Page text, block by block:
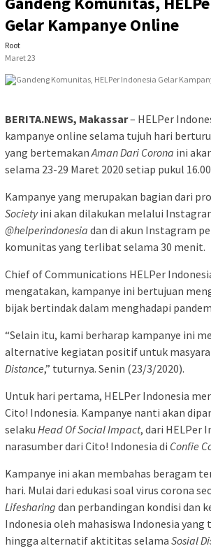
Gelar Kampanye Online
Root
Maret 23
BERITA.NEWS, Makassar– HELPer
kampanye online selama tujuh hari
yang bertemakanAman Dari Corona ini
selama 23-29 Maret 2020 setiap pukul
Kampanye yang merupakan bagian dari
Societyini akan dilakukan melalui
@helperindonesia dan di akun Instagram
komunitas yang terlibat selama 30 menit.
Chief of Communications HELPer
mengatakan, kampanye ini bertujuan
bijak bertindak dalam menghadapi
“Selain itu, kami berharap kampanye ini
alternative kegiatan positif untuk
Distance,” tuturnya. Senin (23/3/2020).
Untuk hari pertama, HELPer Indonesia
Cito! Indonesia. Kampanye nanti akan
selaku Head Of Social Impact, dari HELPer
narasumber dari Cito! Indonesia di Confie
Kampanye ini akan membahas beragam
hari. Mulai dari edukasi soal virus corona
Lifesharing dan perbandingan kondisi dan
Indonesia oleh mahasiswa Indonesia
hingga alternatif aktititas selama Sosial